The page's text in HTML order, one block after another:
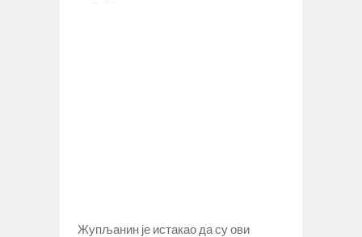
Жупљанин је истакао да су ови